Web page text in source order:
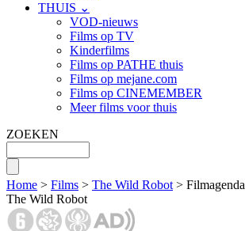
THUIS ⌄
VOD-nieuws
Films op TV
Kinderfilms
Films op PATHE thuis
Films op mejane.com
Films op CINEMEMBER
Meer films voor thuis
ZOEKEN
Home > Films > The Wild Robot > Filmagenda
The Wild Robot